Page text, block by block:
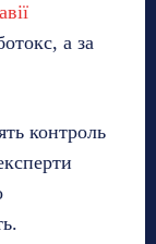
а за
контроль